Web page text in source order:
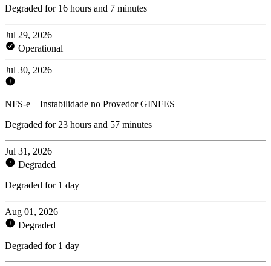
Degraded for 16 hours and 7 minutes
Jul 29, 2026
Operational
Jul 30, 2026
NFS-e – Instabilidade no Provedor GINFES
Degraded for 23 hours and 57 minutes
Jul 31, 2026
Degraded
Degraded for 1 day
Aug 01, 2026
Degraded
Degraded for 1 day